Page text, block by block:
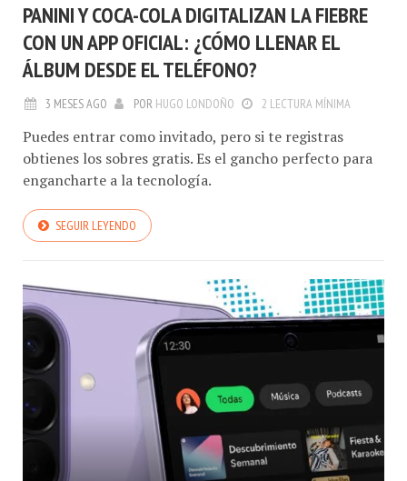
PANINI Y COCA-COLA DIGITALIZAN LA FIEBRE
CON UN APP OFICIAL: ¿CÓMO LLENAR EL
ÁLBUM DESDE EL TELÉFONO?
3 MESES AGO POR HUGO LONDOÑO 2 LECTURA MÍNIMA
Puedes entrar como invitado, pero si te registras
obtienes los sobres gratis. Es el gancho perfecto para
engancharte a la tecnología.
SEGUIR LEYENDO